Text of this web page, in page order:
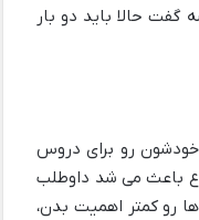
حالا باید دو بار
خودشون رو برای دروس
۴ داشت و برای یه زیرگروه دیگه ضریب ۲. این موضوع باعث می شد داوطلب
رو کمتر اهمیت بدن،